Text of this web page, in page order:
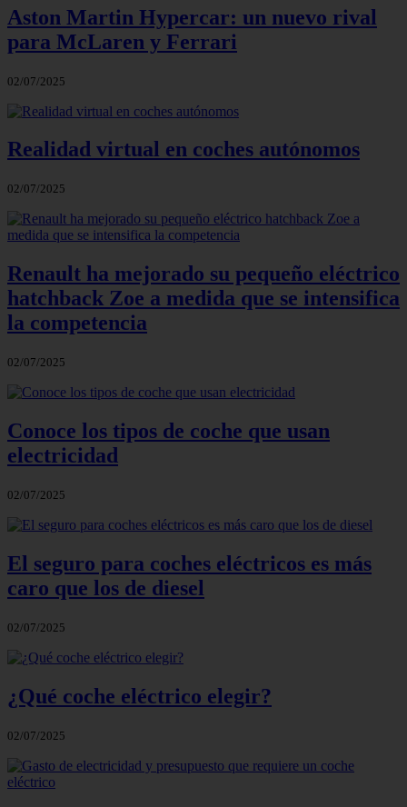
Aston Martin Hypercar: un nuevo rival
para McLaren y Ferrari
02/07/2025
Realidad virtual en coches autónomos
02/07/2025
Renault ha mejorado su pequeño eléctrico
hatchback Zoe a medida que se intensifica
la competencia
02/07/2025
Conoce los tipos de coche que usan
electricidad
02/07/2025
El seguro para coches eléctricos es más
caro que los de diesel
02/07/2025
¿Qué coche eléctrico elegir?
02/07/2025